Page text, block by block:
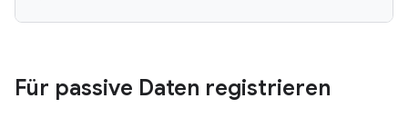
Für passive Daten registrieren